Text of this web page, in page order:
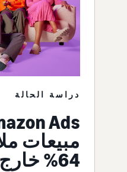
دراسة الحالة
مبيعات
64% خارج Amazon